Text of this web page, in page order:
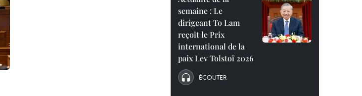
semaine : Le
dirigeant To Lam
reçoit le Prix
international de la
paix Lev Tolstoï 2026
ÉCOUTER